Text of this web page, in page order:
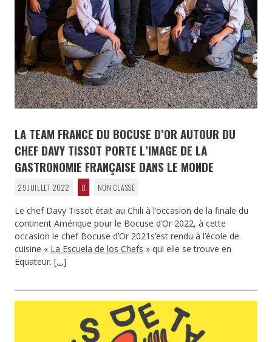
LA TEAM FRANCE DU BOCUSE D’OR AUTOUR DU
CHEF DAVY TISSOT PORTE L’IMAGE DE LA
GASTRONOMIE FRANÇAISE DANS LE MONDE
29 JUILLET 2022 0 NON CLASSÉ
Le chef Davy Tissot était au Chili à l’occasion de la finale du
continent Amérique pour le Bocuse d’Or 2022, à cette
occasion le chef Bocuse d’Or 2021s’est rendu à l’école de
cuisine « La Escuela de los Chefs » qui elle se trouve en
Equateur. […]